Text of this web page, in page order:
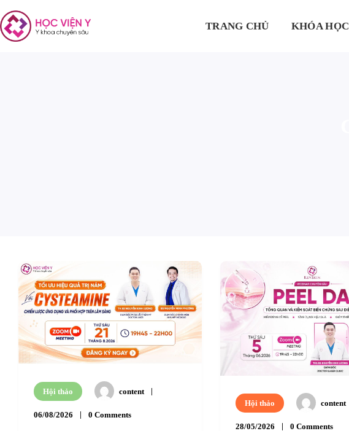
TRANG CHỦ KHÓA HỌC
Hội thảo content
06/08/2026 0 Comments
Hội thảo content
28/05/2026 0 Comments